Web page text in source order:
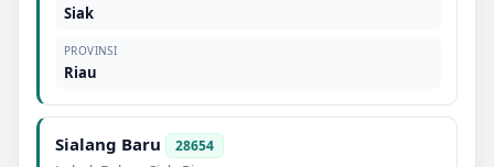
Siak
PROVINSI
Riau
Sialang Baru 28654